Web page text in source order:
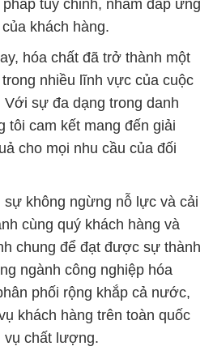
tùy chỉnh, nhằm đáp ứng
khách hàng.
hóa chất đã trở thành một
nhiều lĩnh vực của cuộc
sự đa dạng trong danh
tôi cam kết mang đến giải
cho mọi nhu cầu của đối
không ngừng nỗ lực và cải
cùng quý khách hàng và
chung để đạt được sự thành
ngành công nghiệp hóa
phối rộng khắp cả nước,
khách hàng trên toàn quốc
vụ chất lượng.